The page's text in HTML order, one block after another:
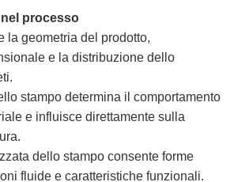
processo
la geometria del prodotto,
e la distribuzione dello
stampo determina il comportamento
e influisce direttamente sulla
dello stampo consente forme
fluide e caratteristiche funzionali.